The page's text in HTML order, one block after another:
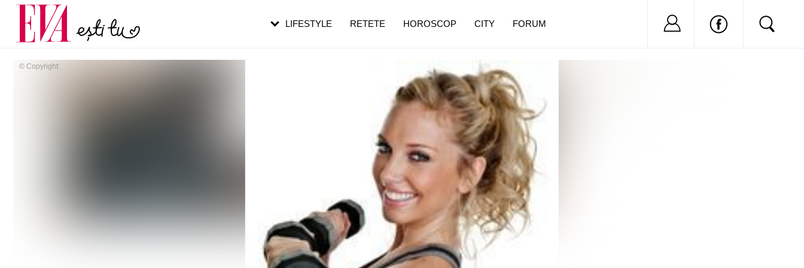
© Copyright:
LIFESTYLE RETETE HOROSCOP CITY FORUM Nu ai cont?
Carieră
Actualitate
pe măsură ce înaintezi în vârstă
de dureroasă este investigația